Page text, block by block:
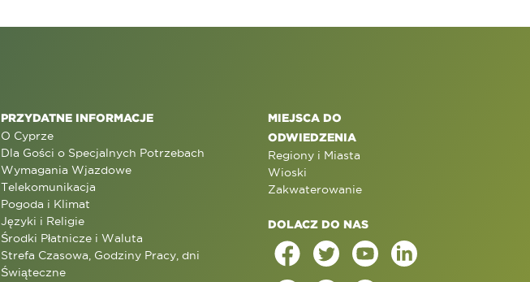
PRZYDATNE INFORMACJE
O Cyprze
Dla Gości o Specjalnych Potrzebach
Wymagania Wjazdowe
Telekomunikacja
Pogoda i Klimat
Języki i Religie
Środki Płatnicze i Waluta
Strefa Czasowa, Godziny Pracy, dni
Świąteczne
MIEJSCA DO
ODWIEDZENIA
Regiony i Miasta
Wioski
Zakwaterowanie
DOLACZ DO NAS